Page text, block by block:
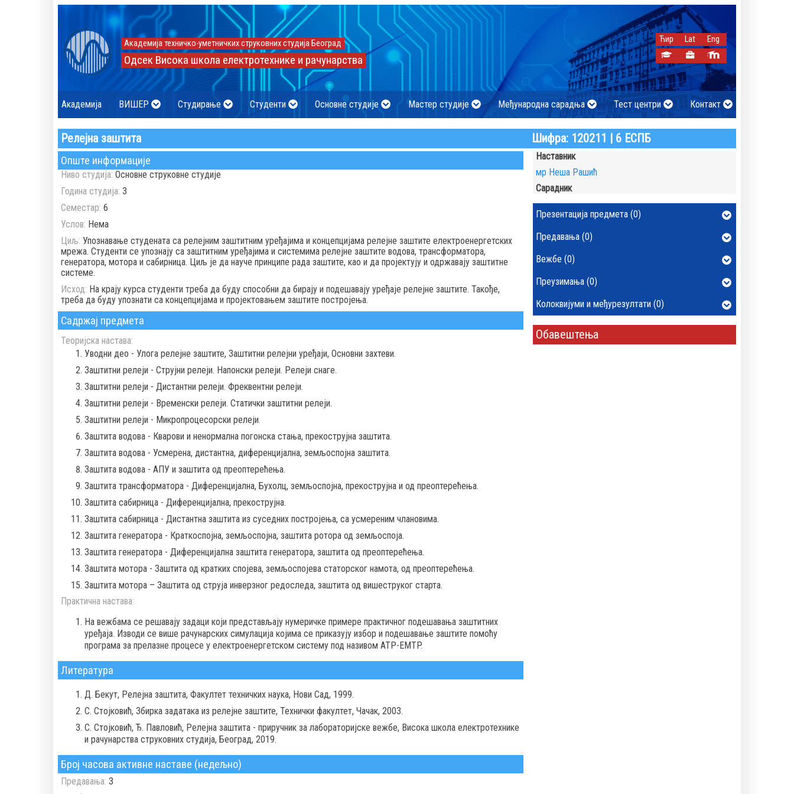
Академија техничко-уметничких струковних студија Београд
Одсек Висока школа електротехнике и рачунарства
Ћир Lat Eng
Академија ВИШЕР Студирање Студенти Основне студије Мастер студије Међународна сарадња Тест центри Контакт
Релејна заштита Шифра: 120211 | 6 ЕСПБ
Опште информације
Ниво студија: Основне струковне студије
Година студија: 3
Семестар: 6
Услов: Нема
Циљ: Упознавање студената са релејним заштитним уређајима и концепцијама релејне заштите електроенергетских
мрежа. Студенти се упознају са заштитним уређајима и системима релејне заштите водова, трансформатора,
генератора, мотора и сабирница. Циљ је да науче принципе рада заштите, као и да пројектују и одржавају заштитне
системе.
Исход: На крају курса студенти треба да буду способни да бирају и подешавају уређаје релејне заштите. Такође,
треба да буду упознати са концепцијама и пројектовањем заштите постројења.
Садржај предмета
Теоријска настава:
Уводни део - Улога релејне заштите, Заштитни релејни уређаји, Основни захтеви.
Заштитни релеји - Струјни релеји. Напонски релеји. Релеји снаге.
Заштитни релеји - Дистантни релеји. Фреквентни релеји.
Заштитни релеји - Временски релеји. Статички заштитни релеји.
Заштитни релеји - Микропроцесорски релеји.
Заштита водова - Кварови и ненормална погонска стања, прекострујна заштита.
Заштита водова - Усмерена, дистантна, диференцијална, земљоспојна заштита.
Заштита водова - АПУ и заштита од преоптерећења.
Заштита трансформатора - Диференцијална, Бухолц, земљоспојна, прекострујна и од преоптерећења.
Заштита сабирница - Диференцијална, прекострујна.
Заштита сабирница - Дистантна заштита из суседних постројења, са усмереним члановима.
Заштита генератора - Краткоспојна, земљоспојна, заштита ротора од земљоспоја.
Заштита генератора - Диференцијална заштита генератора, заштита од преоптерећења.
Заштита мотора - Заштита од кратких спојева, земљоспојева статорског намота, од преоптерећења.
Заштита мотора – Заштита од струја инверзног редоследа, заштита од вишеструког старта.
Практична настава:
На вежбама се решавају задаци који представљају нумеричке примере практичног подешавања заштитних
уређaja. Изводи се више рачунарских симулација којима се приказују избор и подешавање заштите помоћу
програма за прелазне процесе у електроенергетском систему под називом ATP-EMTP.
Литература
Д. Бекут, Релејна заштита, Факултет техничких наука, Нови Сад, 1999.
С. Стојковић, Збирка задатака из релејне заштите, Технички факултет, Чачак, 2003.
С. Стојковић, Ђ. Павловић, Релејна заштита - приручник за лабораторијске вежбе, Висока школа електротехнике
и рачунарства струковних студија, Београд, 2019.
Број часова активне наставе (недељно)
Предавања: 3
Наставник
мр Неша Рашић
Сарадник
Презентација предмета (0)
Предавања (0)
Вежбе (0)
Преузимања (0)
Колоквијуми и међурезултати (0)
Обавештења